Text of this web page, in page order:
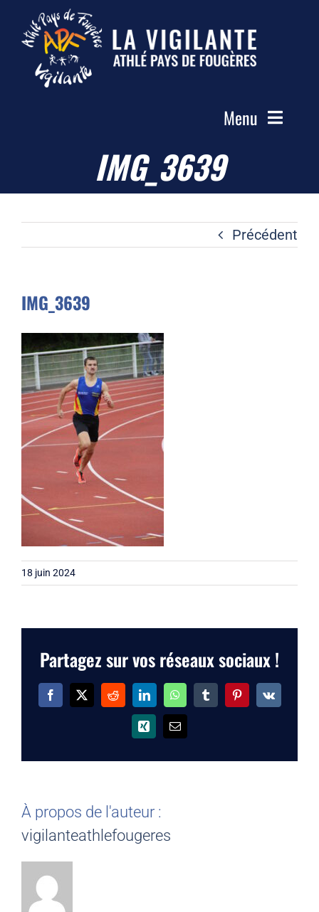
Passer
contenu
Menu
Photos
Contact
IMG_3639
Précédent
IMG_3639
18 juin 2024
Partagez sur vos réseaux sociaux !
Facebook
X RedditLinkedInWhatsAppTumblrPinterest
Vk
Xing Email
À propos de l'auteur :
vigilanteathlefougeres